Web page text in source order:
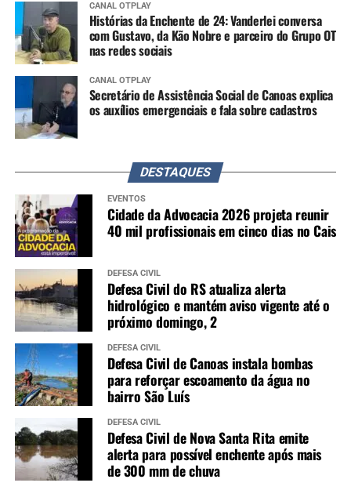
CANAL OTPLAY
Histórias da Enchente de 24: Vanderlei conversa
com Gustavo, da Kão Nobre e parceiro do Grupo OT
nas redes sociais
CANAL OTPLAY
Secretário de Assistência Social de Canoas explica
os auxílios emergenciais e fala sobre cadastros
DESTAQUES
EVENTOS
Cidade da Advocacia 2026 projeta reunir
40 mil profissionais em cinco dias no Cais
DEFESA CIVIL
Defesa Civil do RS atualiza alerta
hidrológico e mantém aviso vigente até o
próximo domingo, 2
DEFESA CIVIL
Defesa Civil de Canoas instala bombas
para reforçar escoamento da água no
bairro São Luís
DEFESA CIVIL
Defesa Civil de Nova Santa Rita emite
alerta para possível enchente após mais
de 300 mm de chuva